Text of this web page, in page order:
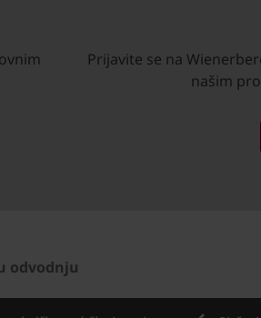
Prijavite se na
našim
odvodnju